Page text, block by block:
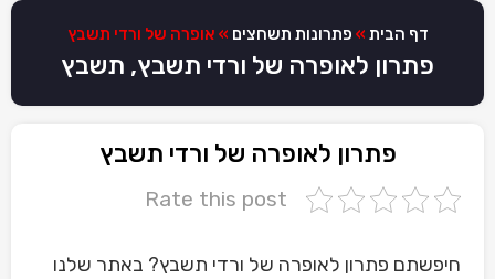
דף הבית » פתרונות תשחצים » אופרה של ורדי תשבץ
פתרון לאופרה של ורדי תשבץ, תשבץ
פתרון לאופרה של ורדי תשבץ
Rate this post
חיפשתם פתרון לאופרה של ורדי תשבץ? באתר שלנו